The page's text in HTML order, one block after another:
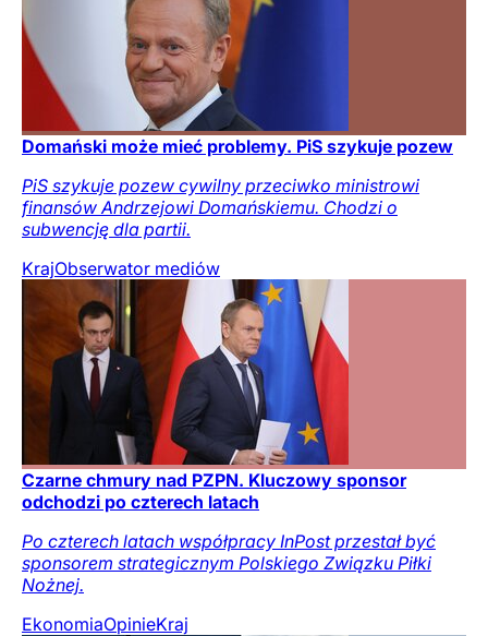
Domański może mieć problemy. PiS szykuje pozew
PiS szykuje pozew cywilny przeciwko ministrowi
finansów Andrzejowi Domańskiemu. Chodzi o
subwencję dla partii.
KrajObserwator mediów
Czarne chmury nad PZPN. Kluczowy sponsor
odchodzi po czterech latach
Po czterech latach współpracy InPost przestał być
sponsorem strategicznym Polskiego Związku Piłki
Nożnej.
EkonomiaOpinieKraj